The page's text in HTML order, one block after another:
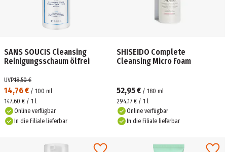
SANS SOUCIS Cleansing
Reinigungsschaum ölfrei
14,76 € / 100 ml
UVP18,50 €
147,60 € / 1 l
Online verfügbar
In die Filiale lieferbar
SHISEIDO Complete
Cleansing Micro Foam
52,95 € / 180 ml
294,17 € / 1 l
Online verfügbar
In die Filiale lieferbar